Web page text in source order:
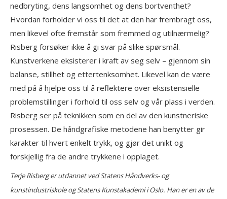
nedbryting, dens langsomhet og dens bortventhet?
Hvordan forholder vi oss til det at den har frembragt oss,
men likevel ofte fremstår som fremmed og utilnærmelig?
Risberg forsøker ikke å gi svar på slike spørsmål.
Kunstverkene eksisterer i kraft av seg selv – gjennom sin
balanse, stillhet og ettertenksomhet. Likevel kan de være
med på å hjelpe oss til å reflektere over eksistensielle
problemstillinger i forhold til oss selv og vår plass i verden.
Risberg ser på teknikken som en del av den kunstneriske
prosessen. De håndgrafiske metodene han benytter gir
karakter til hvert enkelt trykk, og gjør det unikt og
forskjellig fra de andre trykkene i opplaget.
Terje Risberg er utdannet ved Statens Håndverks- og
kunstindustriskole og Statens Kunstakademi i Oslo. Han er en av de